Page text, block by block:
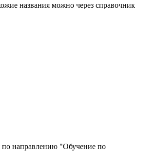
названия можно через справочник
по направлению "Обучение по